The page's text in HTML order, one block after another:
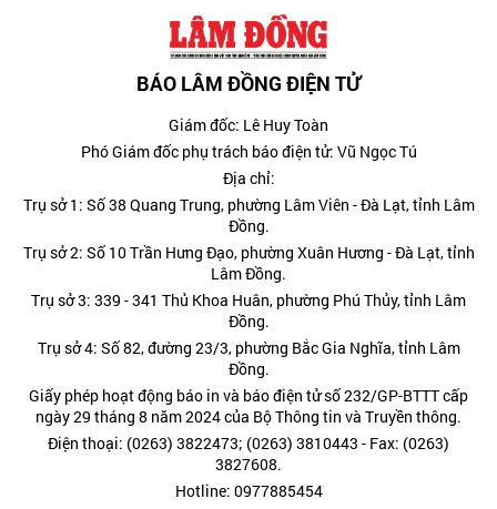
BÁO LÂM ĐỒNG ĐIỆN TỬ
Giám đốc: Lê Huy Toàn
Phó Giám đốc phụ trách báo điện tử: Vũ Ngọc Tú
Địa chỉ:
Trụ sở 1: Số 38 Quang Trung, phường Lâm Viên - Đà Lạt, tỉnh Lâm
Đồng.
Trụ sở 2: Số 10 Trần Hưng Đạo, phường Xuân Hương - Đà Lạt, tỉnh
Lâm Đồng.
Trụ sở 3: 339 - 341 Thủ Khoa Huân, phường Phú Thủy, tỉnh Lâm
Đồng.
Trụ sở 4: Số 82, đường 23/3, phường Bắc Gia Nghĩa, tỉnh Lâm
Đồng.
Giấy phép hoạt động báo in và báo điện tử số 232/GP-BTTT cấp
ngày 29 tháng 8 năm 2024 của Bộ Thông tin và Truyền thông.
Điện thoại: (0263) 3822473; (0263) 3810443 - Fax: (0263)
3827608.
Hotline: 0977885454